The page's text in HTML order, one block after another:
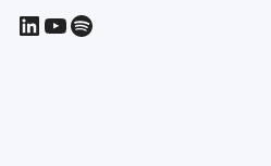
LinkedIn
YouTube
Spotify